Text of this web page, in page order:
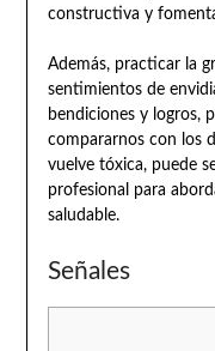
constructiva y
Además, practicar la
sentimientos de
bendiciones y logros,
compararnos con los
vuelve tóxica, puede
profesional para
saludable.
Señales